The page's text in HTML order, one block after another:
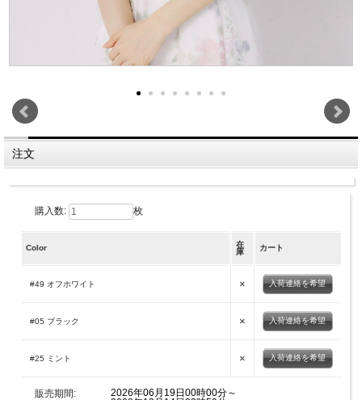
注文
購入数: 枚
Color
在
庫
カート
#49 オフホワイト × 入荷連絡を希望
#05 ブラック × 入荷連絡を希望
#25 ミント × 入荷連絡を希望
販売期間:
2026年06月19日00時00分～